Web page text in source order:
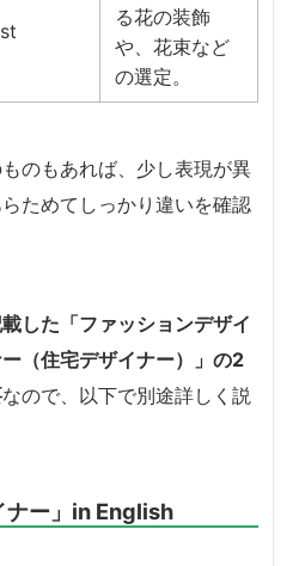
る花の装飾
や、花束など
の選定。
のもあれば、少し表現が異
ためてしっかり違いを確認
した「ファッションデザイ
（住宅デザイナー）」の2
なので、以下で別途詳しく説
ナー」in English